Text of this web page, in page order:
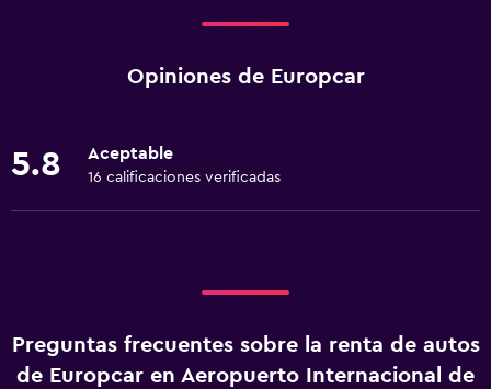
Opiniones de Europcar
5.8 Aceptable
16 calificaciones verificadas
Preguntas frecuentes sobre la renta de autos
de Europcar en Aeropuerto Internacional de